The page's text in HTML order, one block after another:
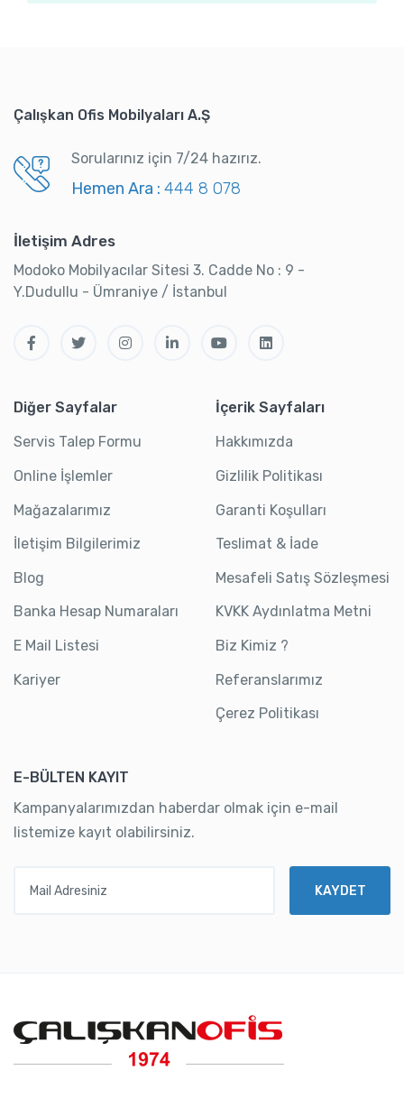
Çalışkan Ofis Mobilyaları A.Ş
Sorularınız için 7/24 hazırız.
Hemen Ara : 444 8 078
İletişim Adres
Modoko Mobilyacılar Sitesi 3. Cadde No : 9 -
Y.Dudullu - Ümraniye / İstanbul
Diğer Sayfalar
Servis Talep Formu
Online İşlemler
Mağazalarımız
İletişim Bilgilerimiz
Blog
Banka Hesap Numaraları
E Mail Listesi
Kariyer
İçerik Sayfaları
Hakkımızda
Gizlilik Politikası
Garanti Koşulları
Teslimat & İade
Mesafeli Satış Sözleşmesi
KVKK Aydınlatma Metni
Biz Kimiz ?
Referanslarımız
Çerez Politikası
E-BÜLTEN KAYIT
Kampanyalarımızdan haberdar olmak için e-mail
listemize kayıt olabilirsiniz.
KAYDET